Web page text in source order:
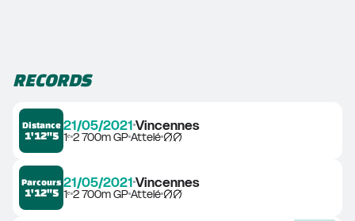
RECORDS
Distance
1'12"5
21/05/2021 Vincennes
1ᵉ2 700m GPAttelé
Parcours
1'12"5
21/05/2021 Vincennes
1ᵉ2 700m GPAttelé